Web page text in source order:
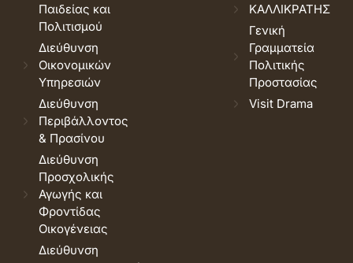
Παιδείας και
Πολιτισμού
Διεύθυνση
Οικονομικών
Υπηρεσιών
Διεύθυνση
Περιβάλλοντος
& Πρασίνου
Διεύθυνση
Προσχολικής
Αγωγής και
Φροντίδας
Οικογένειας
Διεύθυνση
ΚΑΛΛΙΚΡΑΤΗΣ
Γενική
Γραμματεία
Πολιτικής
Προστασίας
Visit Drama